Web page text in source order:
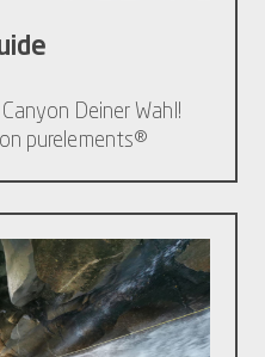
Deiner Wahl!
purelements®